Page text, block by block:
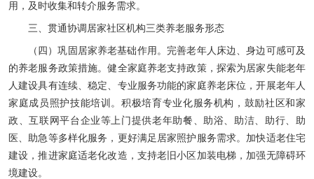
用，及时收集和转介服务需求。
三、贯通协调居家社区机构三类养老服务形态
（四）巩固居家养老基础作用。完善老年人床边、身边可感可及
的养老服务政策措施。健全家庭养老支持政策，探索为居家失能老年
人建设具有连续、稳定、专业服务功能的家庭养老床位，开展老年人
家庭成员照护技能培训。积极培育专业化服务机构，鼓励社区和家
政、互联网平台企业等上门提供老年助餐、助浴、助洁、助行、助
医、助急等多样化服务，更好满足居家照护服务需求。加快适老住宅
建设，推进家庭适老化改造，支持老旧小区加装电梯，加强无障碍环
境建设。